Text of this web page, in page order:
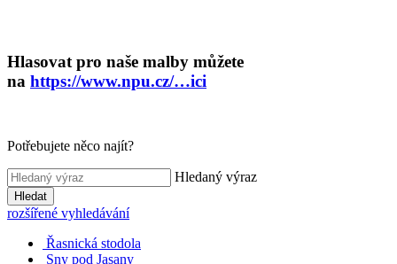
Hlasovat pro naše malby můžete
na https://www.npu.cz/…ici
Potřebujete něco najít?
Hledaný výraz
Hledat
rozšířené vyhledávání
Řasnická stodola
Sny pod Jasany